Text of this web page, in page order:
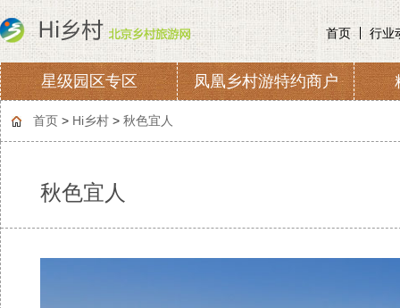
首页 行业
星级园区专区 凤凰乡村游特约商户
协会章程
首页 > Hi乡村 > 秋色宜人
秋色宜人